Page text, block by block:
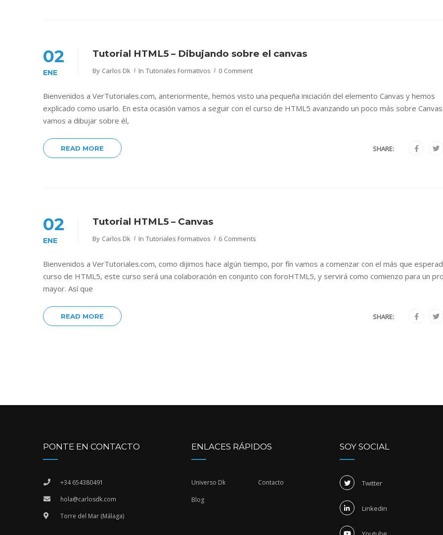
02
ENE
Tutorial HTML5 – Dibujando sobre el canvas
By Carlos Dk In Tutoriales Formativos 0 Comment
Bienvenidos a VerTutoriales.com, anteriormente, hemos visto una pequeña iniciación del elemento Canvas y hemos
explicado como usarlo. En esta ocasión vamos a seguir con el curso de HTML5 avanzando un poco más sobre
vamos a dibujar sobre él,
READ MORE SHARE:
02
ENE
Tutorial HTML5 – Canvas
By Carlos Dk In Tutoriales Formativos 6 Comments
Bienvenidos a VerTutoriales.com, como dijimos hace algún tiempo, por fín vamos a comenzar con el más que
curso de HTML5, este curso será una colaboración en conjunto con foroHTML5, y servirá como comienzo para un
mayor. Así que
READ MORE SHARE:
PONTE EN CONTACTO
+34 654380491
hola@carlosdk.com
Torre del Mar (Málaga)
ENLACES RÁPIDOS
Universo Dk Contacto
Blog
SOY SOCIAL
Twitter
Linkedin